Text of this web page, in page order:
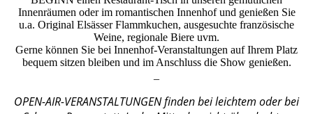
Innenräumen oder im romantischen Innenhof und genießen Sie
u.a. Original Elsässer Flammkuchen, ausgesuchte französische
Weine, regionale Biere uvm.
Gerne können Sie bei Innenhof-Veranstaltungen auf Ihrem Platz
bequem sitzen bleiben und im Anschluss die Show genießen.
OPEN-AIR-VERANSTALTUNGEN finden bei leichtem oder bei